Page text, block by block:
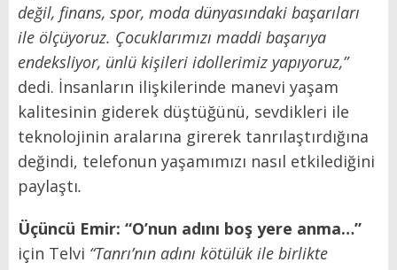
değil, finans, spor, moda dünyasındaki başarıları
ile ölçüyoruz. Çocuklarımızı maddi başarıya
endeksliyor, ünlü kişileri idollerimiz yapıyoruz,”
dedi. İnsanların ilişkilerinde manevi yaşam
kalitesinin giderek düştüğünü, sevdikleri ile
teknolojinin aralarına girerek tanrılaştırdığına
değindi, telefonun yaşamımızı nasıl etkilediğini
paylaştı.
Üçüncü Emir: “O’nun adını boş yere anma…”
için Telvi “Tanrı’nın adını kötülük ile birlikte